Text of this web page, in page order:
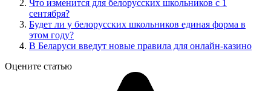
Что изменится для белорусских школьников с 1
сентября?
Будет ли у белорусских школьников единая форма в
этом году?
В Беларуси введут новые правила для онлайн-казино
Оцените статью